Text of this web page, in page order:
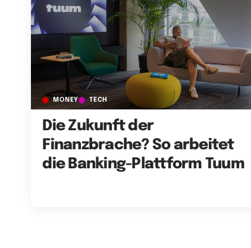
MONEY TECH
Die Zukunft der
Finanzbrache? So arbeitet
die Banking-Plattform Tuum